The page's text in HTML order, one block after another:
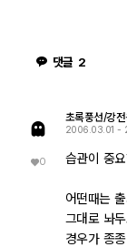
댓글 2
0
초록풍선/강
2006.03.01 -
습관이 중
어떤때는
그대로 놔
경우가 종